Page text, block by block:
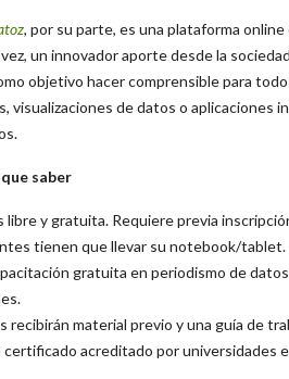
, por su parte, es una plataforma
un innovador aporte desde la
objetivo hacer comprensible para
visualizaciones de datos o aplicaciones
saber
libre y gratuita. Requiere previa
tienen que llevar su notebook/tablet.
gratuita en periodismo de
recibirán material previo y una guía de
certificado acreditado por universidades